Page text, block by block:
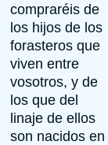
compraréis de
los hijos de los
forasteros que
viven entre
vosotros, y de
los que del
linaje de ellos
son nacidos en